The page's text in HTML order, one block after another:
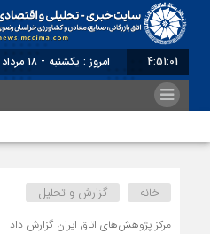
4:51:02 امروز : یکشنبه - ۱۸ مرداد - ۱۴۰۵
خانه گزارش و تحلیل
مرکز پژوهش‌های اتاق ایران گزارش داد